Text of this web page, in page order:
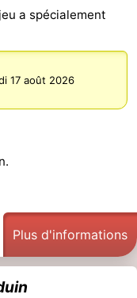
a spécialement
17 août 2026
Plus d'informations